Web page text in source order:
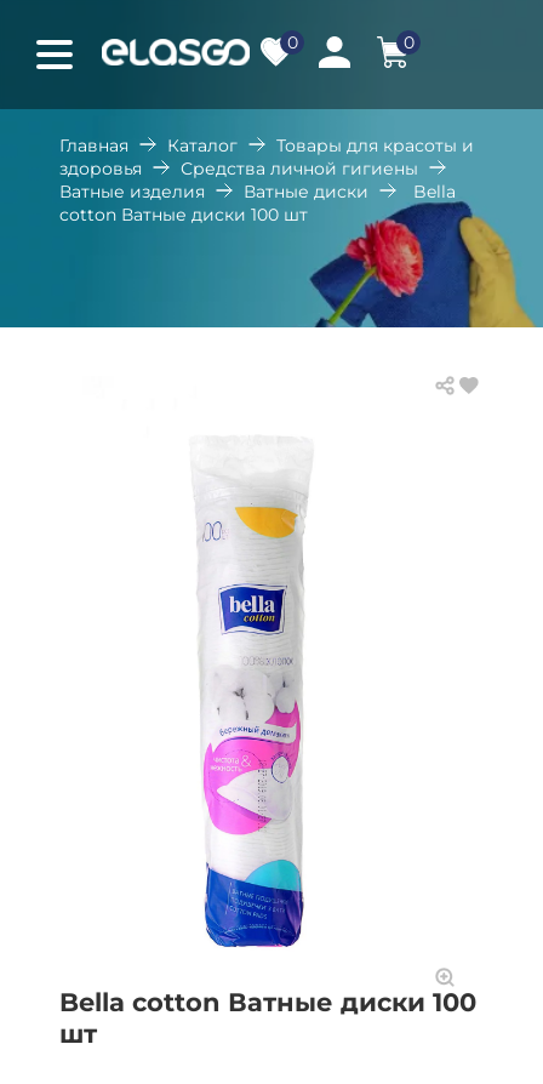
0 0
Главная Каталог
Товары для красоты и
здоровья
Средства личной гигиены
Ватные изделия
Ватные диски
Bella
cotton Ватные диски 100 шт
Bella cotton Ватные диски 100
шт